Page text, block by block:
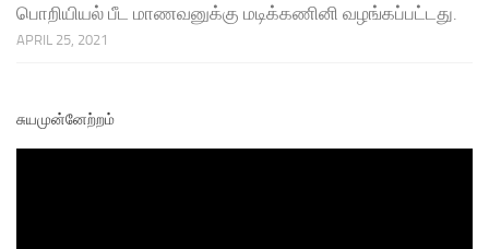
பொறியியல் பீட மாணவனுக்கு மடிக்கணினி வழங்கப்பட்டது.
APRIL 25, 2021
சுயமுன்னேற்றம்